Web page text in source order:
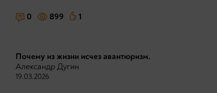
0 899 1
Почему из жизни исчез авантюризм.
Александр Дугин
19.03.2026